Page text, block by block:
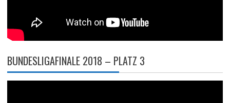
BUNDESLIGAFINALE 2018 – PLATZ 3